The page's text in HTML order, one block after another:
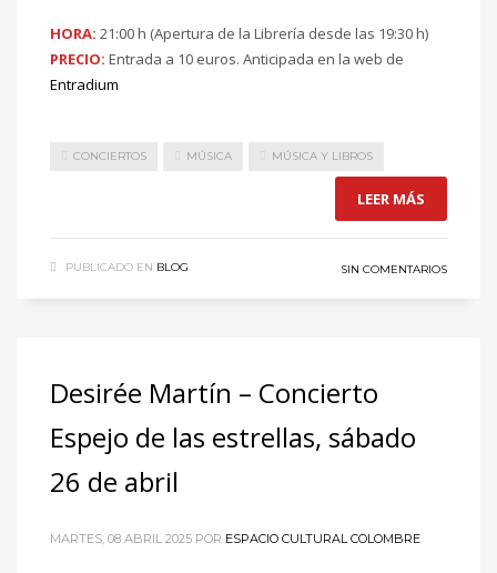
HORA: 21:00 h (Apertura de la Librería desde las 19:30 h)
PRECIO: Entrada a 10 euros. Anticipada en la web de
Entradium
CONCIERTOS MÚSICA MÚSICA Y LIBROS
LEER MÁS
PUBLICADO EN BLOG SIN COMENTARIOS
Desirée Martín – Concierto
Espejo de las estrellas, sábado
26 de abril
MARTES, 08 ABRIL 2025 POR ESPACIO CULTURAL COLOMBRE